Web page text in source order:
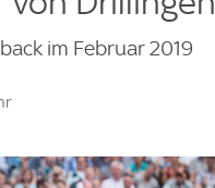
im Februar 2019